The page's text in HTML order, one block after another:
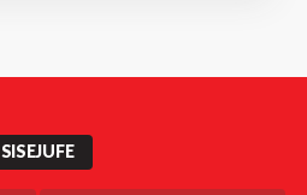
SISEJUFE